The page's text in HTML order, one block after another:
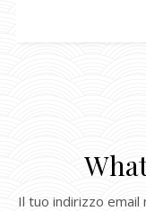
Il tuo indirizzo email